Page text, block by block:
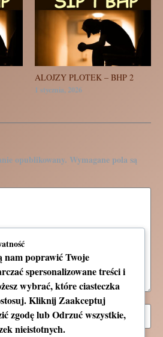
ALOJZY PLOTEK – BHP 2
1 stycznia, 2026
opublikowany. Wymagane pola są
nam poprawić Twoje
spersonalizowane treści i
wybrać, które ciasteczka
. KliknijZaakceptuj
zgodę lubOdrzuć wszystkie,
nieistotnych.